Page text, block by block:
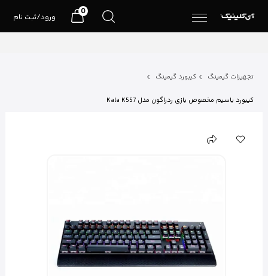
ورود/ثبت نام
0
تجهیزات گیمینگ کیبورد گیمینگ
کیبورد باسیم مخصوص بازی ردراگون مدل Kala K557